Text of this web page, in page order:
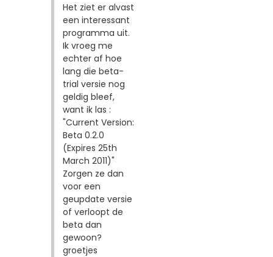
Het ziet er alvast
een interessant
programma uit.
Ik vroeg me
echter af hoe
lang die beta-
trial versie nog
geldig bleef,
want ik las :
"Current Version:
Beta 0.2.0
(Expires 25th
March 2011)"
Zorgen ze dan
voor een
geupdate versie
of verloopt de
beta dan
gewoon?
groetjes